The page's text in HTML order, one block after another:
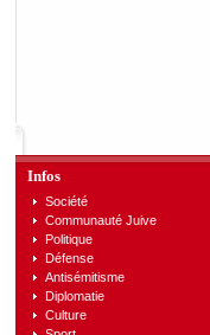
Infos
Société
Communauté Juive
Politique
Défense
Antisémitisme
Diplomatie
Culture